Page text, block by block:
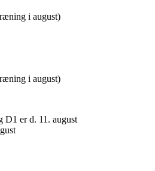
i august)
i august)
D1 er d. 11. august